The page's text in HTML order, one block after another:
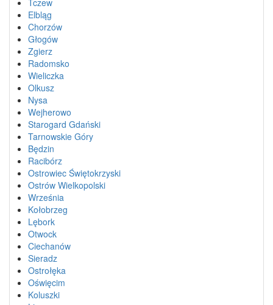
Elbląg
Chorzów
Głogów
Zgierz
Radomsko
Wieliczka
Olkusz
Nysa
Wejherowo
Starogard Gdański
Tarnowskie Góry
Będzin
Racibórz
Ostrowiec Świętokrzyski
Ostrów Wielkopolski
Września
Kołobrzeg
Lębork
Otwock
Ciechanów
Sieradz
Ostrołęka
Oświęcim
Koluszki